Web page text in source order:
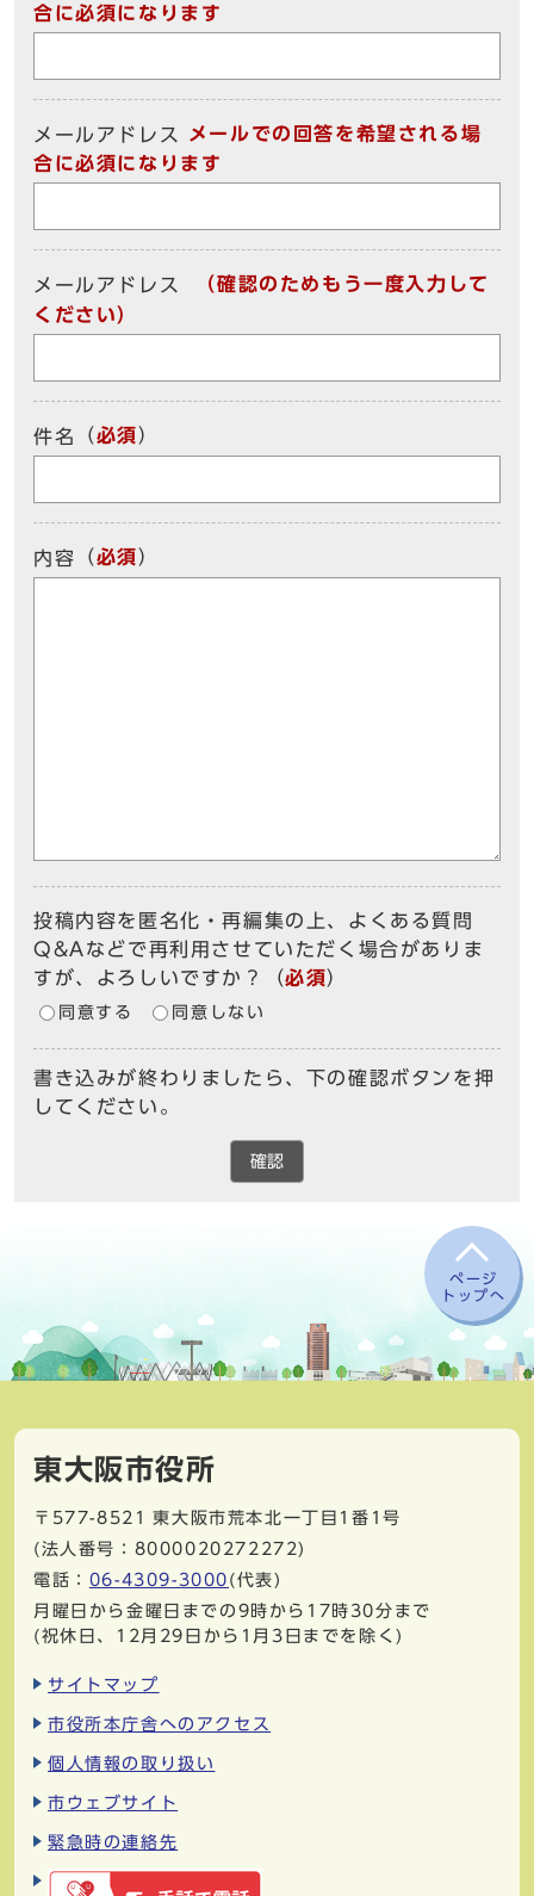
合に必須になります
メールアドレス
メールでの回答を希望される場
合に必須になります
メールアドレス
（確認のためもう一度入力して
ください）
件名 （必須）
内容 （必須）
投稿内容を匿名化・再編集の上、よくある質問
Q&Aなどで再利用させていただく場合がありま
すが、よろしいですか？
（必須）
同意する 同意しない
書き込みが終わりましたら、下の確認ボタンを押
してください。
確認
ページ
トップへ
東大阪市役所
〒577-8521
東大阪市荒本北一丁目1番1号
(法人番号：8000020272272)
電話： 06-4309-3000 (代表)
月曜日から金曜日までの9時から17時30分まで
(祝休日、12月29日から1月3日までを除く)
サイトマップ
市役所本庁舎へのアクセス
個人情報の取り扱い
市ウェブサイト
緊急時の連絡先